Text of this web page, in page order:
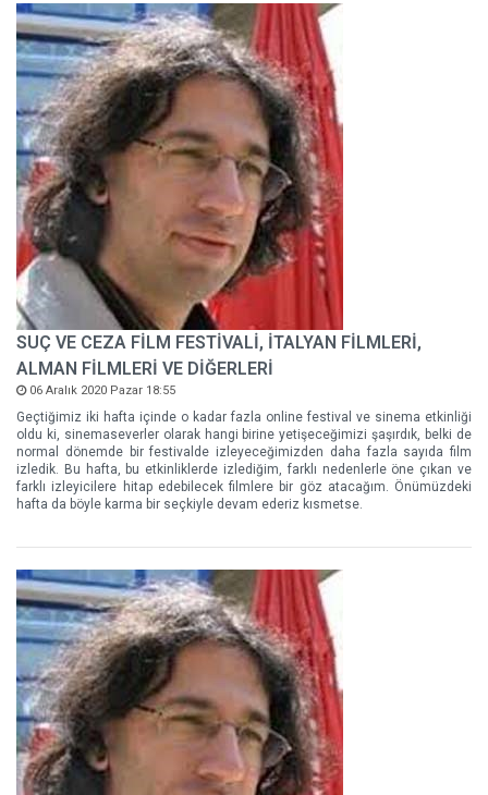
SUÇ VE CEZA FİLM FESTİVALİ, İTALYAN FİLMLERİ,
ALMAN FİLMLERİ VE DİĞERLERİ
06 Aralık 2020 Pazar 18:55
Geçtiğimiz iki hafta içinde o kadar fazla online festival ve sinema etkinliği
oldu ki, sinemaseverler olarak hangi birine yetişeceğimizi şaşırdık, belki de
normal dönemde bir festivalde izleyeceğimizden daha fazla sayıda film
izledik. Bu hafta, bu etkinliklerde izlediğim, farklı nedenlerle öne çıkan ve
farklı izleyicilere hitap edebilecek filmlere bir göz atacağım. Önümüzdeki
hafta da böyle karma bir seçkiyle devam ederiz kısmetse.